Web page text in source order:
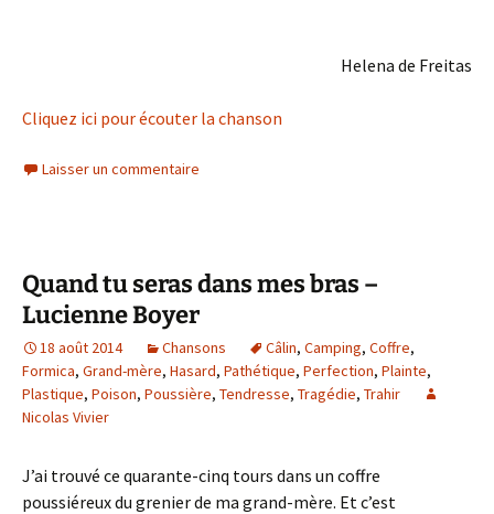
Helena de Freitas
Cliquez ici pour écouter la chanson
Laisser un commentaire
Quand tu seras dans mes bras –
Lucienne Boyer
18 août 2014 Chansons Câlin, Camping, Coffre,
Formica, Grand-mère, Hasard, Pathétique, Perfection, Plainte,
Plastique, Poison, Poussière, Tendresse, Tragédie, Trahir
Nicolas Vivier
J’ai trouvé ce quarante-cinq tours dans un coffre
poussiéreux du grenier de ma grand-mère. Et c’est